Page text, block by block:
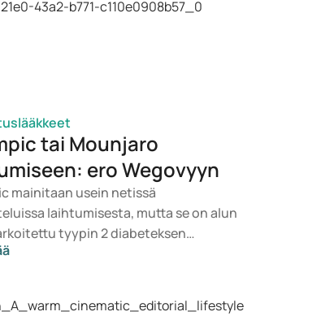
tai Mounjaro
ero Wegovyyn
mainitaan usein netissä
laihtumisesta, mutta se on alun
tyypin 2 diabeteksen
Jos etsit lääkettä painonhallintaan,